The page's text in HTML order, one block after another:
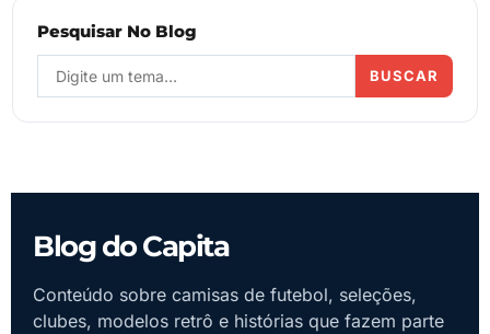
Pesquisar No Blog
BUSCAR
Blog do Capita
Conteúdo sobre camisas de futebol, seleções,
clubes, modelos retrô e histórias que fazem parte